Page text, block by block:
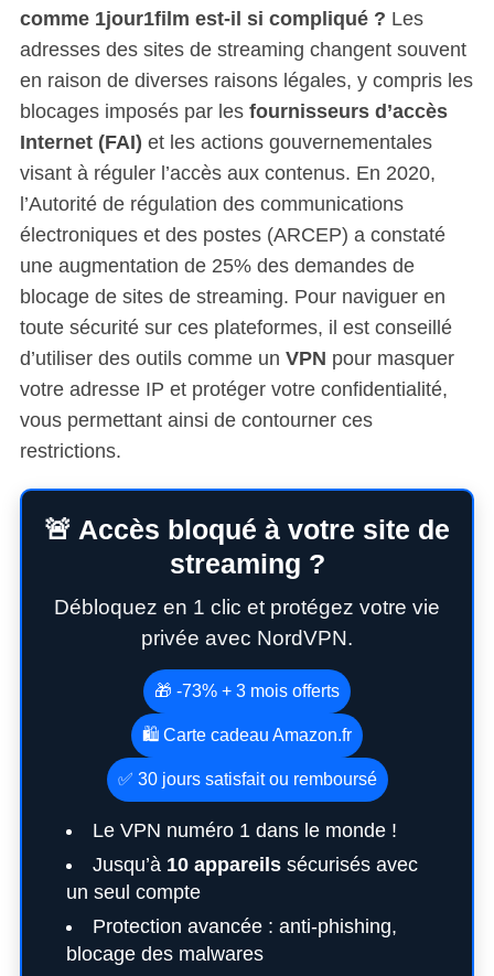
comme 1jour1film est-il si compliqué ? Les
adresses des sites de streaming changent souvent
en raison de diverses raisons légales, y compris les
blocages imposés par les fournisseurs d’accès
Internet (FAI) et les actions gouvernementales
visant à réguler l’accès aux contenus. En 2020,
l’Autorité de régulation des communications
électroniques et des postes (ARCEP) a constaté
une augmentation de 25% des demandes de
blocage de sites de streaming. Pour naviguer en
toute sécurité sur ces plateformes, il est conseillé
d’utiliser des outils comme un VPN pour masquer
votre adresse IP et protéger votre confidentialité,
vous permettant ainsi de contourner ces
restrictions.
🚨 Accès bloqué à votre site de
streaming ?
Débloquez en 1 clic et protégez votre vie
privée avec NordVPN.
🎁 -73% + 3 mois offerts
🛍️ Carte cadeau Amazon.fr
✅ 30 jours satisfait ou remboursé
Le VPN numéro 1 dans le monde !
Jusqu’à 10 appareilssécurisés avec
un seul compte
Protection avancée : anti-phishing,
blocage des malwares